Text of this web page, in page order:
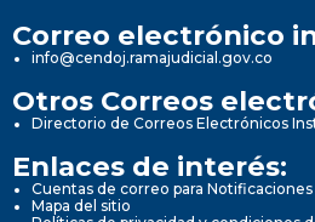
Correo electrónico
info@cendoj.ramajudicial.gov.co
Otros Correos
Directorio de Correos Electrónicos
Enlaces de interés:
Cuentas de correo para
Mapa del sitio